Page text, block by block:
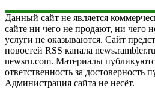
Данный сайт не является
сайте ни чего не продают, ни чего
услуги не оказываются. Сайт
новостей RSS канала
newsru.com. Материалы
ответственность за достоверность
Администрация сайта не несёт.